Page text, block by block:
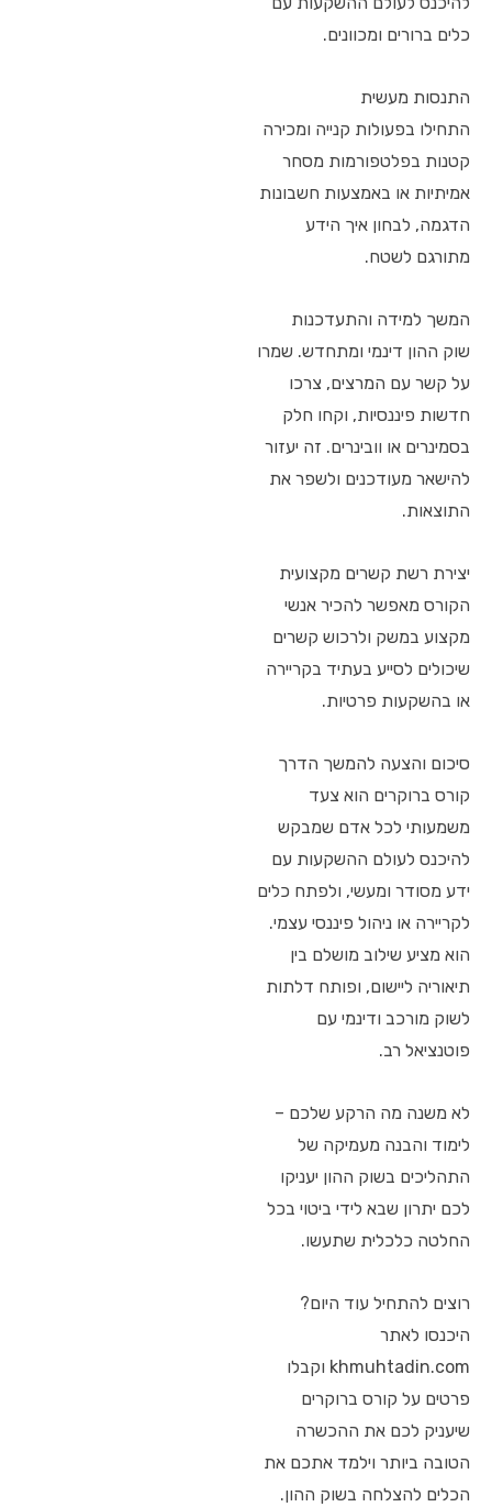
כלים ברורים ומכוונים.
התנסות מעשית
התחילו בפעולות קנייה ומכירה
קטנות בפלטפורמות מסחר
אמיתיות או באמצעות חשבונות
הדגמה, לבחון איך הידע
מתורגם לשטח.
המשך למידה והתעדכנות
שוק ההון דינמי ומתחדש. שמרו
על קשר עם המרצים, צרכו
חדשות פיננסיות, וקחו חלק
בסמינרים או וובינרים. זה יעזור
להישאר מעודכנים ולשפר את
התוצאות.
יצירת רשת קשרים מקצועית
הקורס מאפשר להכיר אנשי
מקצוע במשק ולרכוש קשרים
שיכולים לסייע בעתיד בקריירה
או בהשקעות פרטיות.
סיכום והצעה להמשך הדרך
קורס ברוקרים הוא צעד
משמעותי לכל אדם שמבקש
להיכנס לעולם ההשקעות עם
ידע מסודר ומעשי, ולפתח כלים
לקריירה או ניהול פיננסי עצמי.
הוא מציע שילוב מושלם בין
תיאוריה ליישום, ופותח דלתות
לשוק מורכב ודינמי עם
פוטנציאל רב.
לא משנה מה הרקע שלכם –
לימוד והבנה מעמיקה של
התהליכים בשוק ההון יעניקו
לכם יתרון שבא לידי ביטוי בכל
החלטה כלכלית שתעשו.
רוצים להתחיל עוד היום?
היכנסו לאתר
khmuhtadin.com וקבלו
פרטים על קורס ברוקרים
שיעניק לכם את ההכשרה
הטובה ביותר וילמד אתכם את
הכלים להצלחה בשוק ההון.